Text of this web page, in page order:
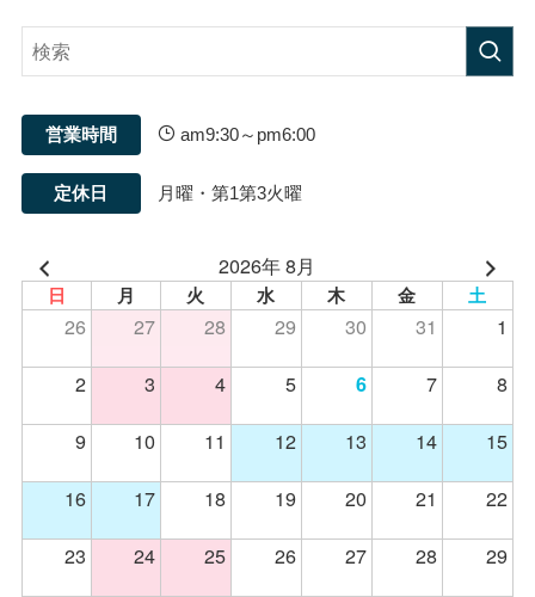
営業時間 am9:30～pm6:00
定休日 月曜・第1第3火曜
2026年 8月
日 月 火 水 木 金 土
26 27 28 29 30 31
1
2
3 4 5 6 7
8
9
10 11 12 13 14
15
16
17 18 19 20 21
22
23
24 25 26 27 28
29